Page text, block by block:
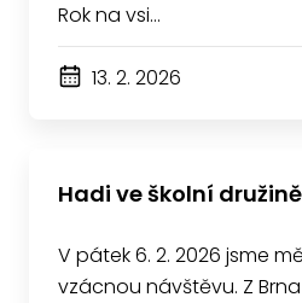
Rok na vsi…
13. 2. 2026
Hadi ve školní družině
V pátek 6. 2. 2026 jsme
vzácnou návštěvu. Z